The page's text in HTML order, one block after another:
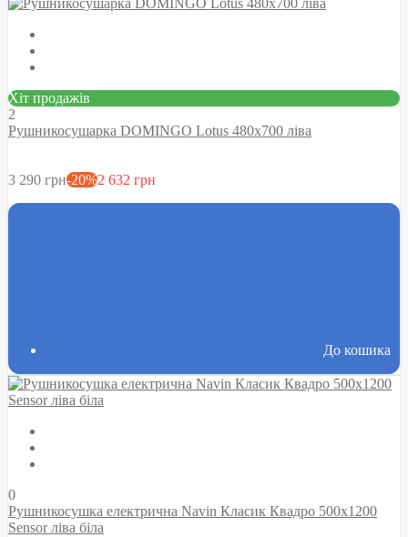
Хіт продажів
2
Рушникосушарка DOMINGO Lotus 480х700 ліва
3 290 грн-20%2 632 грн
До кошика
0
Рушникосушка електрична Navin Класик Квадро 500х1200
Sensor ліва біла